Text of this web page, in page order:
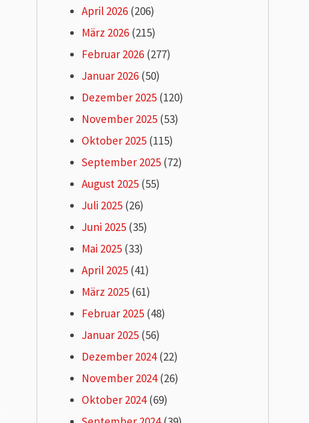
April 2026(206)
März 2026(215)
Februar 2026(277)
Januar 2026(50)
Dezember 2025(120)
November 2025(53)
Oktober 2025(115)
September 2025(72)
August 2025(55)
Juli 2025(26)
Juni 2025(35)
Mai 2025(33)
April 2025(41)
März 2025(61)
Februar 2025(48)
Januar 2025(56)
Dezember 2024(22)
November 2024(26)
Oktober 2024(69)